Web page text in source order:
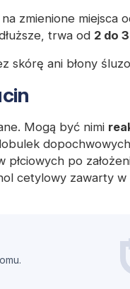
na zmienione miejsca
trwa od 2 do
skórę ani błony
Mogą być nimi
płciowych po
cetylowy zawarty w